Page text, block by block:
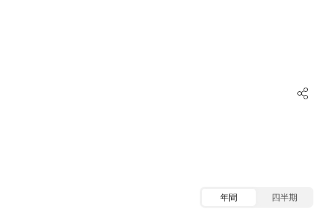
年間 四半期